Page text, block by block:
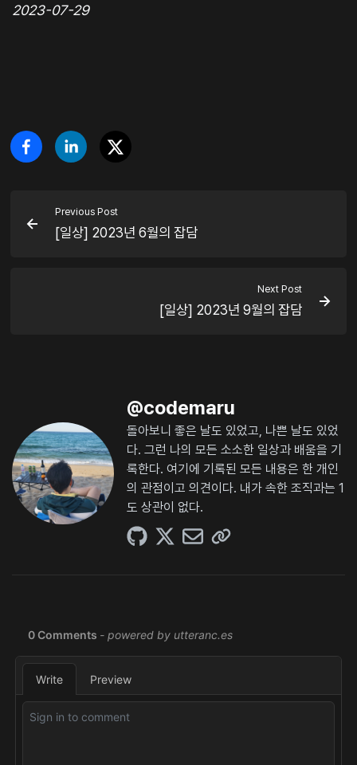
2023-07-29
Previous Post
[일상] 2023년 6월의 잡담
Next Post
[일상] 2023년 9월의 잡담
@codemaru
돌아보니 좋은 날도 있었고, 나쁜 날도 있었
다. 그런 나의 모든 소소한 일상과 배움을 기
록한다. 여기에 기록된 모든 내용은 한 개인
의 관점이고 의견이다. 내가 속한 조직과는 1
도 상관이 없다.